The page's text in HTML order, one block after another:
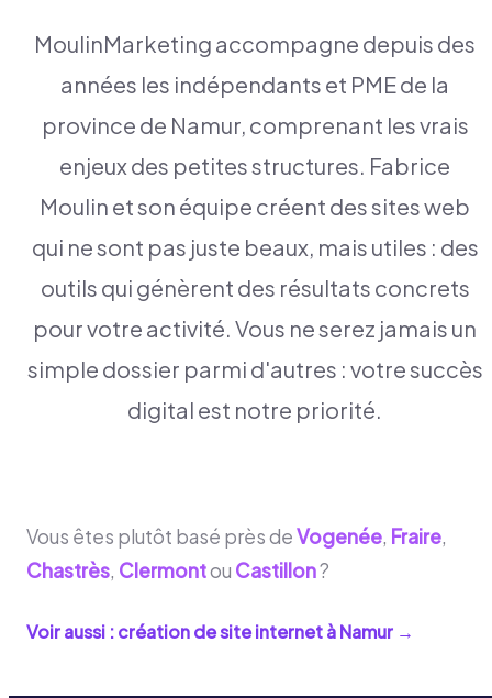
MoulinMarketing accompagne depuis des
années les indépendants et PME de la
province de Namur, comprenant les vrais
enjeux des petites structures. Fabrice
Moulin et son équipe créent des sites web
qui ne sont pas juste beaux, mais utiles : des
outils qui génèrent des résultats concrets
pour votre activité. Vous ne serez jamais un
simple dossier parmi d'autres : votre succès
digital est notre priorité.
Vous êtes plutôt basé près deVogenée, Fraire,
Chastrès, Clermontou Castillon?
Voir aussi : création de site internet àNamur →